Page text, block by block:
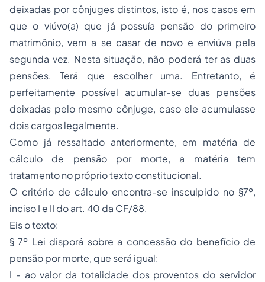
deixadas por cônjuges distintos, isto é, nos casos em
que o viúvo(a) que já possuía pensão do primeiro
matrimônio, vem a se casar de novo e enviúva pela
segunda vez. Nesta situação, não poderá ter as duas
pensões. Terá que escolher uma. Entretanto, é
perfeitamente possível acumular-se duas pensões
deixadas pelo mesmo cônjuge, caso ele acumulasse
dois cargos legalmente.
Como já ressaltado anteriormente, em matéria de
cálculo de pensão por morte, a matéria tem
tratamento no próprio texto constitucional.
O critério de cálculo encontra-se insculpido no §7º,
inciso I e II do art. 40 da CF/88.
Eis o texto:
§ 7º Lei disporá sobre a concessão do benefício de
pensão por morte, que será igual:
I - ao valor da totalidade dos proventos do servidor